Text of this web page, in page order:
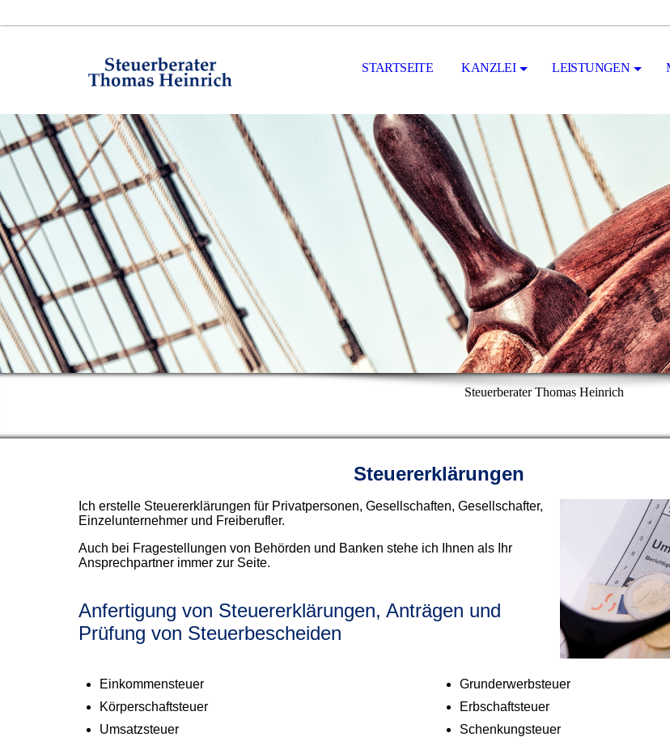
STARTSEITE KANZLEI LEISTUNGEN
Steuerberater Thomas Heinrich
Steuererklärungen
Ich erstelle Steuererklärungen für Privatpersonen, Gesellschaften, Gesellschafter,
Einzelunternehmer und Freiberufler.
Auch bei Fragestellungen von Behörden und Banken stehe ich Ihnen als Ihr
Ansprechpartner immer zur Seite.
Anfertigung von Steuererklärungen, Anträgen und
Prüfung von Steuerbescheiden
Einkommensteuer
Körperschaftsteuer
Umsatzsteuer
Grunderwerbsteuer
Erbschaftsteuer
Schenkungsteuer